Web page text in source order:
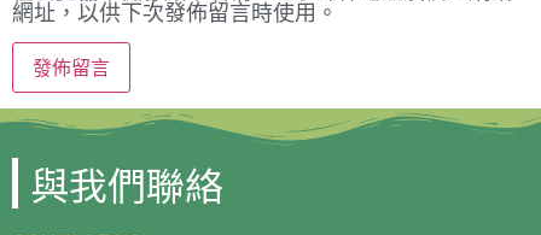
網址，以供下次發佈留言時使用。
與我們聯絡